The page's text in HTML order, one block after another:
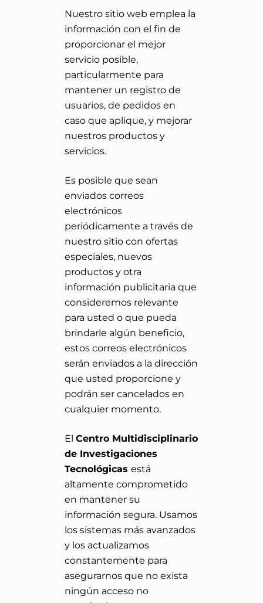
Nuestro sitio web emplea la
información con el fin de
proporcionar el mejor
servicio posible,
particularmente para
mantener un registro de
usuarios, de pedidos en
caso que aplique, y mejorar
nuestros productos y
servicios.
Es posible que sean
enviados correos
electrónicos
periódicamente a través de
nuestro sitio con ofertas
especiales, nuevos
productos y otra
información publicitaria que
consideremos relevante
para usted o que pueda
brindarle algún beneficio,
estos correos electrónicos
serán enviados a la dirección
que usted proporcione y
podrán ser cancelados en
cualquier momento.
El Centro Multidisciplinario
de Investigaciones
Tecnológicas está
altamente comprometido
en mantener su
información segura. Usamos
los sistemas más avanzados
y los actualizamos
constantemente para
asegurarnos que no exista
ningún acceso no